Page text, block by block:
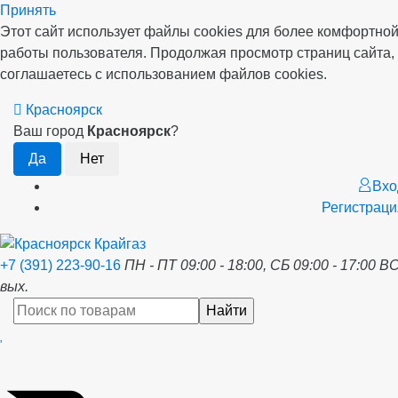
Принять
Этот сайт использует файлы cookies для более комфортной
работы пользователя. Продолжая просмотр страниц
соглашаетесь с использованием файлов cookies.
Красноярск
Ваш город Красноярск?
+7 (391) 223-90-16 ПН - ПТ 09:00 - 18:00, СБ 09:00 - 17:00
вых.
Найти